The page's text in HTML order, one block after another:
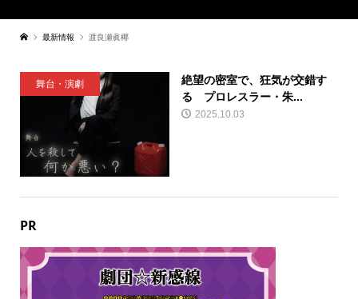
最新情報 渡良瀬眞椰
舞台・演劇
絶望の密室で、狂気が交錯す
る プロレスラー・朱...
2025.10.03
PR